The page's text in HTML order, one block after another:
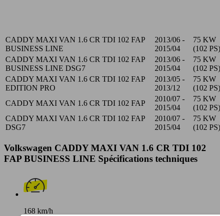
CADDY MAXI VAN 1.6 CR TDI 102 FAP
BUSINESS LINE
2013/06 -
2015/04
75 KW
(102 PS)
CADDY MAXI VAN 1.6 CR TDI 102 FAP
BUSINESS LINE DSG7
2013/06 -
2015/04
75 KW
(102 PS)
CADDY MAXI VAN 1.6 CR TDI 102 FAP
EDITION PRO
2013/05 -
2013/12
75 KW
(102 PS)
CADDY MAXI VAN 1.6 CR TDI 102 FAP
2010/07 -
2015/04
75 KW
(102 PS)
CADDY MAXI VAN 1.6 CR TDI 102 FAP
DSG7
2010/07 -
2015/04
75 KW
(102 PS)
Volkswagen CADDY MAXI VAN 1.6 CR TDI 102
FAP BUSINESS LINE Spécifications techniques
168 km/h